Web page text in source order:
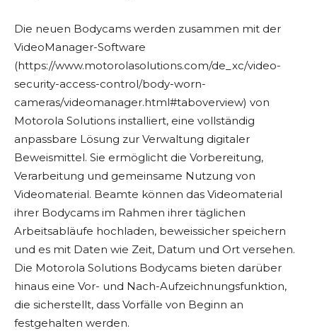
Die neuen Bodycams werden zusammen mit der
VideoManager-Software
(https://www.motorolasolutions.com/de_xc/video-
security-access-control/body-worn-
cameras/videomanager.html#taboverview) von
Motorola Solutions installiert, eine vollständig
anpassbare Lösung zur Verwaltung digitaler
Beweismittel. Sie ermöglicht die Vorbereitung,
Verarbeitung und gemeinsame Nutzung von
Videomaterial. Beamte können das Videomaterial
ihrer Bodycams im Rahmen ihrer täglichen
Arbeitsabläufe hochladen, beweissicher speichern
und es mit Daten wie Zeit, Datum und Ort versehen.
Die Motorola Solutions Bodycams bieten darüber
hinaus eine Vor- und Nach-Aufzeichnungsfunktion,
die sicherstellt, dass Vorfälle von Beginn an
festgehalten werden.